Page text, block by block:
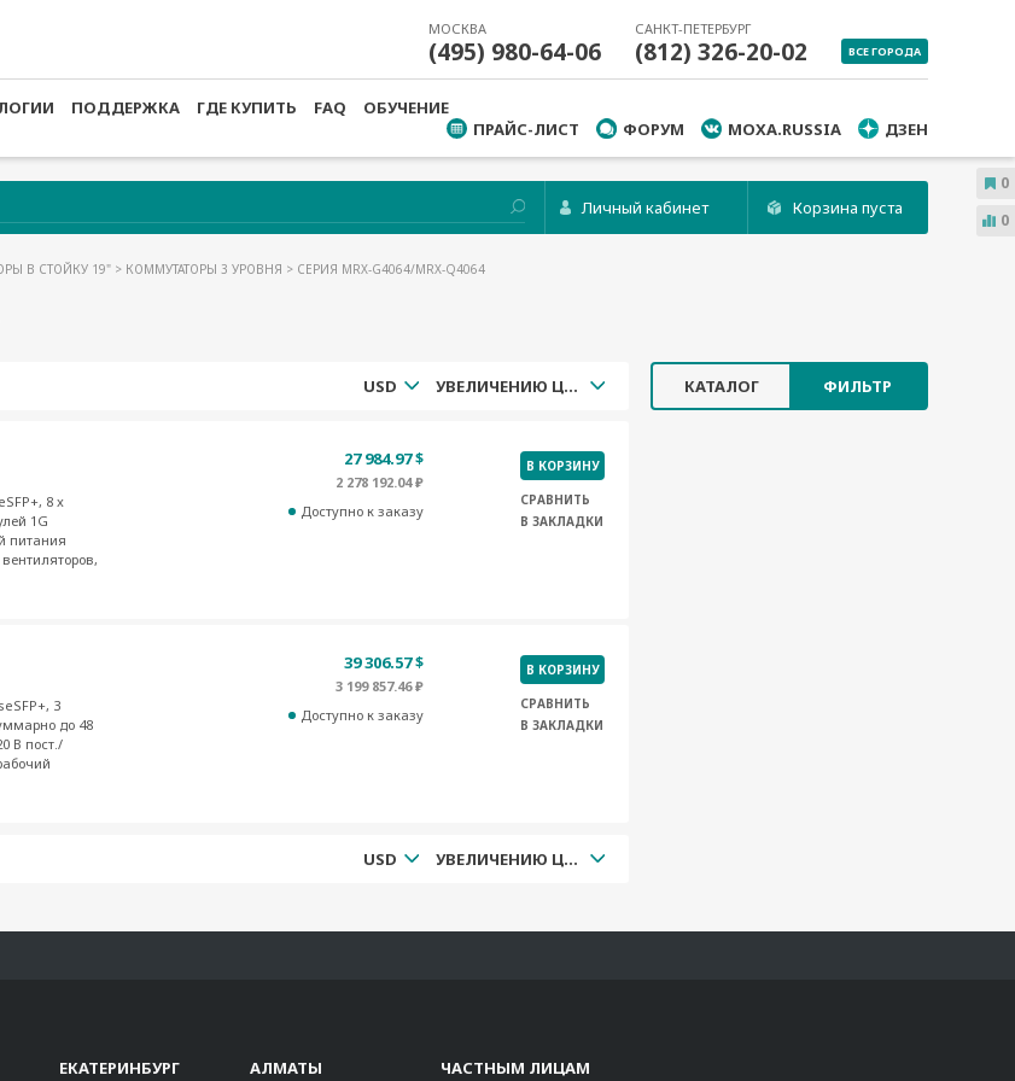
МОСКВА
(495) 980-64-06
САНКТ-ПЕТЕРБУРГ
(812) 326-20-02 ВСЕ ГОРОДА
ПОДДЕРЖКА ГДЕ КУПИТЬ FAQ
ОБУЧЕНИЕ
ПРАЙС-ЛИСТ
ФОРУМ MOXA.RUSSIA ДЗЕН
Личный кабинет Корзина пуста
В СТОЙКУ 19" > КОММУТАТОРЫ 3 УРОВНЯ > СЕРИЯ MRX-G4064/MRX-Q4064
КАТАЛОГ ФИЛЬТР
USD УВЕЛИЧЕНИЮ ЦЕНЫ
8 x
1G
питания
27 984.97 $
2 278 192.04 ₽
Доступно к заказу
В КОРЗИНУ
СРАВНИТЬ
В ЗАКЛАДКИ
3
до 48
В пост./
39 306.57 $
3 199 857.46 ₽
Доступно к заказу
В КОРЗИНУ
СРАВНИТЬ
В ЗАКЛАДКИ
USD УВЕЛИЧЕНИЮ ЦЕНЫ
ЕКАТЕРИНБУРГ АЛМАТЫ ЧАСТНЫМ ЛИЦАМ
0
0